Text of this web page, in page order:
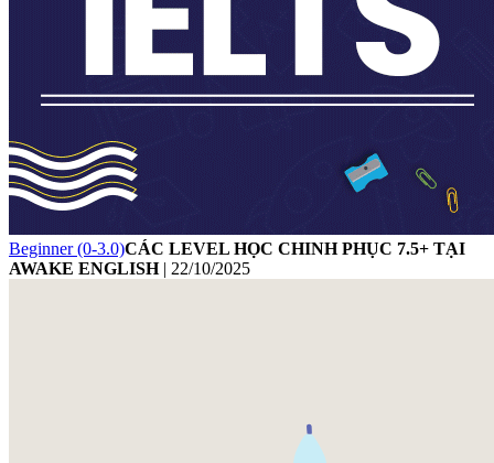
Beginner (0-3.0)CÁC LEVEL HỌC CHINH PHỤC 7.5+ TẠI
AWAKE ENGLISH| 22/10/2025